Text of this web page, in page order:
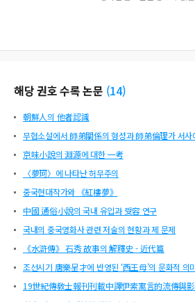
해당 권호 수록 논문 (14)
朝鮮人의 他者認識
무협소설에서 師弟關係의 형성과 師弟倫理가 서사
京味小說의 淵源에 대한 一考
〈夢珂〉에 나타난 허무주의
중국현대작가와 《紅樓夢》
中國 通俗小說의 국내 유입과 受容 연구
국내의 중국영화사 관련 저술의 현황과 제 문제
《水滸傳》 石秀 故事의 解釋史 - 近代篇
조선시기 唐樂呈才에 반영된 ‘西王母’의 문화적 의미
19世紀傳敎士報刊刊載中譯伊索寓言的流傳與